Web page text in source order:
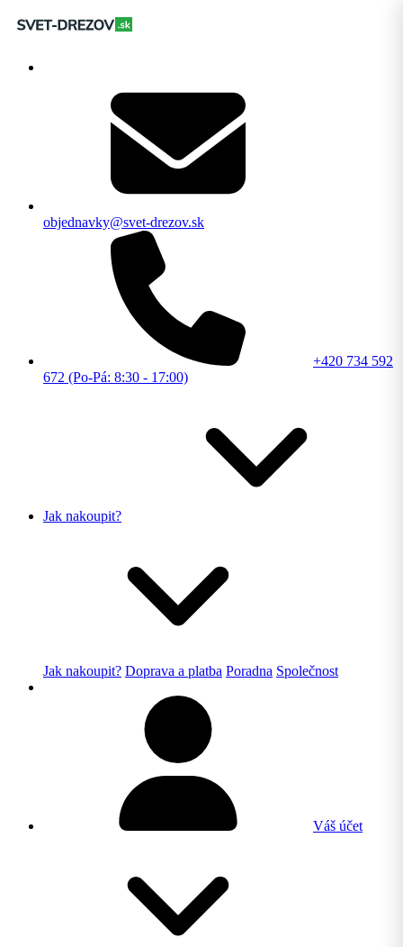
objednavky@svet-drezov.sk
+420 734 592
672 (Po-Pá: 8:30 - 17:00)
Jak nakoupit?
Jak nakoupit? Doprava a platba Poradna Společnost
Váš účet